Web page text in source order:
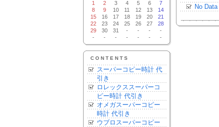
No Data
1
2 3 4 5 6
7
8
9 10 11 12 13
14
15
16 17 18 19 20
21
22
23 24 25 26 27
28
29
30 31 - - -
-
-
- - - - - -
CONTENTS
スーパーコピー時計 代
引き
ロレックススーパーコ
ピー時計 代引き
オメガスーパーコピー
時計 代引き
ウブロスーパーコピー